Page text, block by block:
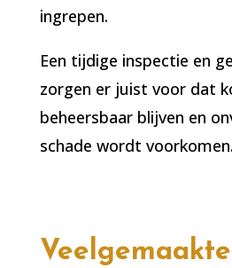
ingrepen.
Een tijdige inspectie en
zorgen er juist voor dat
beheersbaar blijven en
schade wordt voorkomen.